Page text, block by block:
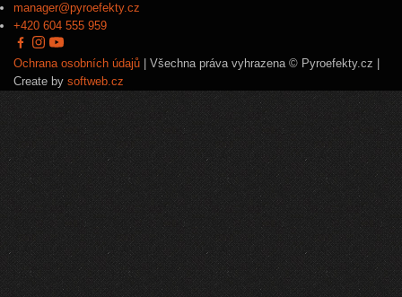
manager@pyroefekty.cz
+420 604 555 959
Ochrana osobních údajů | Všechna práva vyhrazena © Pyroefekty.cz |
Create by softweb.cz